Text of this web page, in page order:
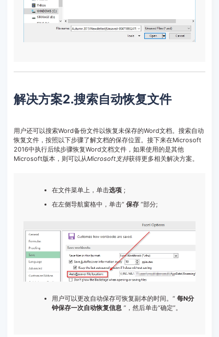
解决方案2.搜索自动恢复文件
用户还可以搜索Word备份文件以恢复未保存的Word文档。搜索自动
恢复文件，按照以下步骤了解文档的保存位置。接下来在Microsoft
2016中执行后续步骤恢复Word文档文件，如果使用的是其他
Microsoft版本，则可以从Microsoft支持获得更多相关解决方案。
在文件菜单上，单击选项;
在左侧导航窗格中，单击“ 保存”部分;
用户可以更改自动保存可恢复副本的时间。“ 每N分
钟保存一次自动恢复信息”，然后单击“确定”。